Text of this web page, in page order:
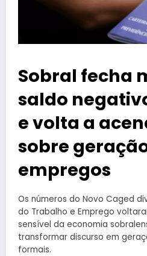
Sobral fecha
saldo
e volta a
sobre
empregos
Os números do Novo Caged
do Trabalho e Emprego
sensível da economia
transformar discurso em
formais.